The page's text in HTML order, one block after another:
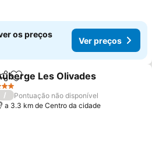
os preços
Ver preços
Adicionar aos favoritos
Les Olivades
/
Pontuação não disponível
a 3.3 km de Centro da cidade